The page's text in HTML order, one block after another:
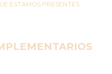
ESTAMOS PRESENTES